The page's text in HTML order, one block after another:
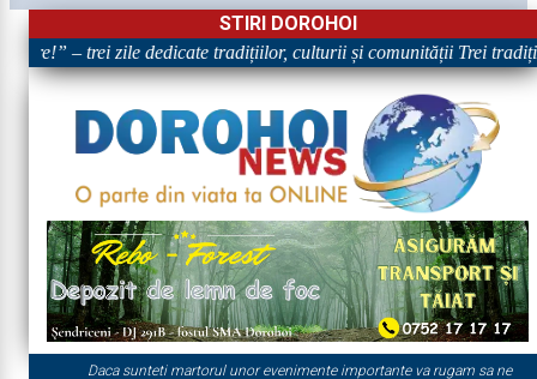
STIRI DOROHOI
– trei zile dedicate tradițiilor, culturii și comunității Trei
Daca sunteti martorul unor evenimente importante va rugam sa ne